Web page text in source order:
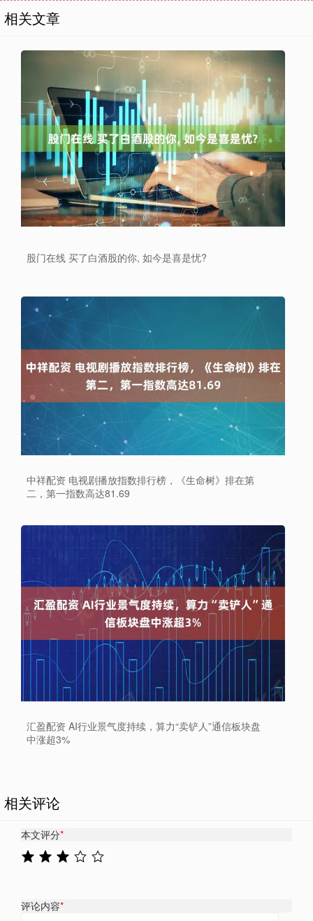
相关文章
股门在线 买了白酒股的你, 如今是喜是忧?
中祥配资 电视剧播放指数排行榜，《生命树》排在第
二，第一指数高达81.69
汇盈配资 AI行业景气度持续，算力“卖铲人”通信板块盘
中涨超3%
相关评论
本文评分*
评论内容*